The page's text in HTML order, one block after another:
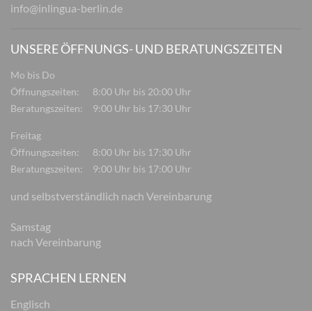
info@inlingua-berlin.de
UNSERE ÖFFNUNGS- UND BERATUNGSZEITEN
Mo bis Do
Öffnungszeiten:
8:00 Uhr bis 20:00 Uhr
Beratungszeiten:
9:00 Uhr bis 17:30 Uhr
Freitag
Öffnungszeiten:
8:00 Uhr bis 17:30 Uhr
Beratungszeiten:
9:00 Uhr bis 17:00 Uhr
und selbstverständlich nach Vereinbarung
Samstag
nach Vereinbarung
SPRACHEN LERNEN
Englisch